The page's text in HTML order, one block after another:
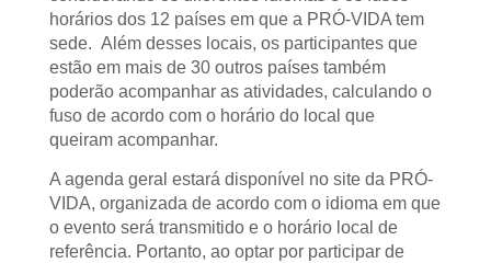
horários dos 12 países em que a PRÓ-VIDA tem
sede. Além desses locais, os participantes que
estão em mais de 30 outros países também
poderão acompanhar as atividades, calculando o
fuso de acordo com o horário do local que
queiram acompanhar.
A agenda geral estará disponível no site da PRÓ-
VIDA, organizada de acordo com o idioma em que
o evento será transmitido e o horário local de
referência. Portanto, ao optar por participar de